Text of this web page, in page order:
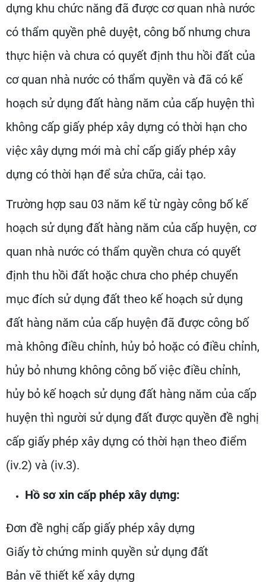
dựng khu chức năng đã được cơ quan nhà nước
có thẩm quyền phê duyệt, công bố nhưng chưa
thực hiện và chưa có quyết định thu hồi đất của
cơ quan nhà nước có thẩm quyền và đã có kế
hoạch sử dụng đất hàng năm của cấp huyện thì
không cấp giấy phép xây dựng có thời hạn cho
việc xây dựng mới mà chỉ cấp giấy phép xây
dựng có thời hạn để sửa chữa, cải tạo.
Trường hợp sau 03 năm kể từ ngày công bố kế
hoạch sử dụng đất hàng năm của cấp huyện, cơ
quan nhà nước có thẩm quyền chưa có quyết
định thu hồi đất hoặc chưa cho phép chuyển
mục đích sử dụng đất theo kế hoạch sử dụng
đất hàng năm của cấp huyện đã được công bố
mà không điều chỉnh, hủy bỏ hoặc có điều chỉnh,
hủy bỏ nhưng không công bố việc điều chỉnh,
hủy bỏ kế hoạch sử dụng đất hàng năm của cấp
huyện thì người sử dụng đất được quyền đề nghị
cấp giấy phép xây dựng có thời hạn theo điểm
(iv.2) và (iv.3).
Hồ sơ xin cấp phép xây dựng:
Đơn đề nghị cấp giấy phép xây dựng
Giấy tờ chứng minh quyền sử dụng đất
Bản vẽ thiết kế xây dựng